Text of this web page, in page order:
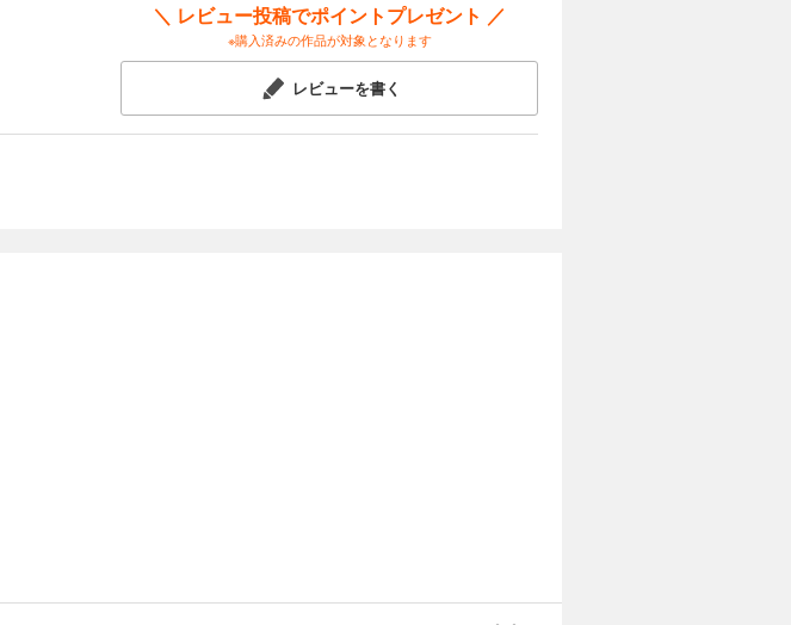
＼ レビュー投稿でポイントプレゼント ／
※購入済みの作品が対象となります
レビューを書く